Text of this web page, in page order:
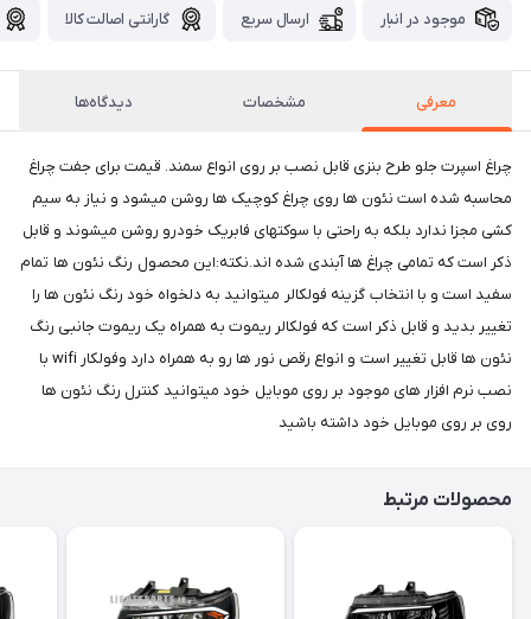
موجود در انبار ارسال سریع گارانتی اصالت کالا
معرفی مشخصات دیدگاه‌ها
چراغ اسپرت جلو طرح بنزی قابل نصب بر روی انواع سمند. قیمت برای جفت چراغ
محاسبه شده است نئون ها روی چراغ کوچیک ها روشن میشود و نیاز به سیم
کشی مجزا ندارد بلکه به راحتی با سوکتهای فابریک خودرو روشن میشوند و قابل
ذکر است که تمامی چراغ ها آبندی شده اند.نکته:این محصول رنگ نئون ها تمام
سفید است و با انتخاب گزینه فولکالر میتوانید به دلخواه خود رنگ نئون ها را
تغییر بدید و قابل ذکر است که فولکالر ریموت به همراه یک ریموت جانبی رنگ
نئون ها قابل تغییر است و انواع رقص نور ها رو به همراه دارد وفولکار wifi با
نصب نرم افزار های موجود بر روی موبایل خود میتوانید کنترل رنگ نئون ها
روی بر روی موبایل خود داشته باشید
محصولات مرتبط